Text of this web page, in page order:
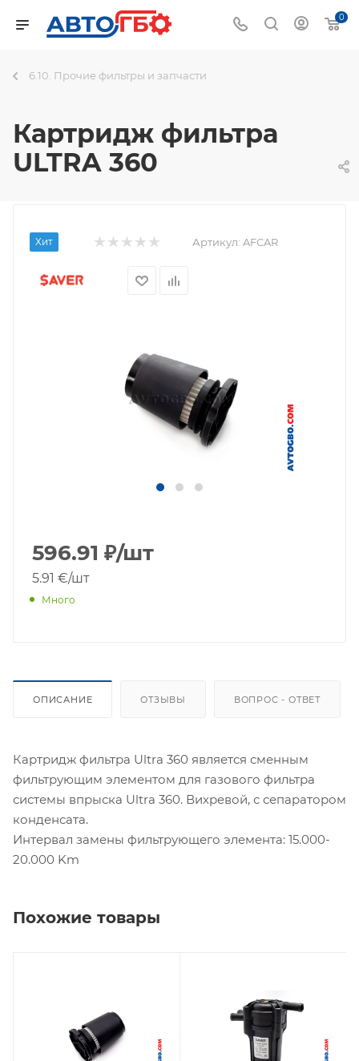
0
6.10. Прочие фильтры и запчасти
Картридж фильтра
ULTRA 360
Хит Артикул: AFCAR
596.91 ₽/шт
5.91 €/шт
Много
ОПИСАНИЕ ОТЗЫВЫ ВОПРОС - ОТВЕТ
Картридж фильтра Ultra 360 является сменным
фильтрующим элементом для газового фильтра
системы впрыска Ultra 360. Вихревой, с сепаратором
конденсата.
Интервал замены фильтрующего элемента: 15.000-
20.000 Km
Похожие товары